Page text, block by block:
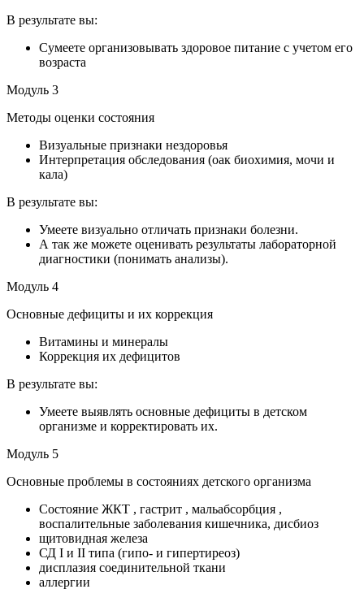
В результате вы:
Сумеете организовывать здоровое питание с учетом его
возраста
Модуль 3
Методы оценки состояния
Визуальные признаки нездоровья
Интерпретация обследования (оак биохимия, мочи и
кала)
В результате вы:
Умеете визуально отличать признаки болезни.
А так же можете оценивать результаты лабораторной
диагностики (понимать анализы).
Модуль 4
Основные дефициты и их коррекция
Витамины и минералы
Коррекция их дефицитов
В результате вы:
Умеете выявлять основные дефициты в детском
организме и корректировать их.
Модуль 5
Основные проблемы в состояниях детского организма
Состояние ЖКТ , гастрит , мальабсорбция ,
воспалительные заболевания кишечника, дисбиоз
щитовидная железа
СД I и II типа (гипо- и гипертиреоз)
дисплазия соединительной ткани
аллергии